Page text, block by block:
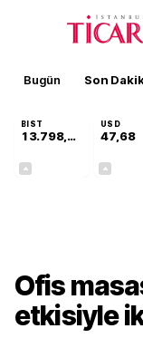
Bugün Son
BIST
13.798,82
USD
47,68
Ofis
etkisiyle